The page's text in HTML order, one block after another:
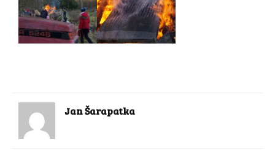
Jan Šarapatka